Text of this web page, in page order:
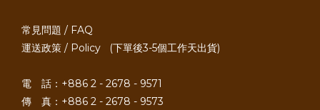
常見問題 / FAQ
運送政策 / Policy (下單後3-5個工作天出貨)
電 話：+886 2 - 2678 - 9571
傳 真：+886 2 - 2678 - 9573